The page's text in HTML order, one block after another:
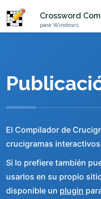
Crossword
para Windows
El Compilador de
crucigramas
Si lo prefiere también
usarlos en su propio
disponible un plugin